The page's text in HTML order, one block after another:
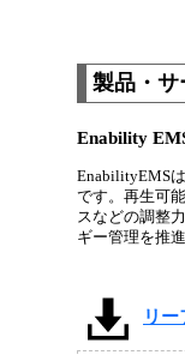
製品・サ
Enability
EnabilityEMS
です。再生可
スなどの調整
ギー管理を推
リ